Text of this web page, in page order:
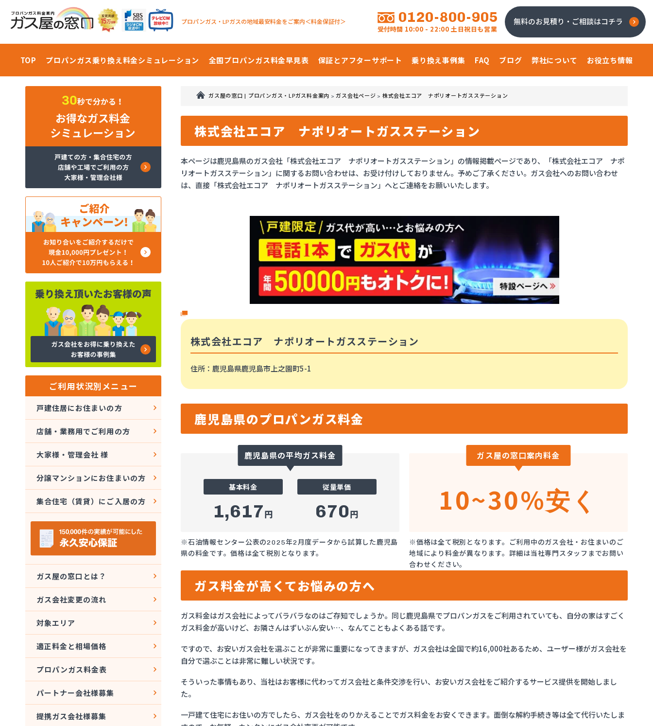
プロパンガス・LPガスの地域最安料金をご案内＜料金保証付＞ 0120-800-905
受付時間 10:00 - 22:00 土日祝日も営業
無料のお見積り・ご相談はコチラ
TOP プロパンガス乗り換え料金シミュレーション 全国プロパンガス料金早見表 保証とアフターサポート 乗り換え事例集 FAQ ブログ 弊社について お役立ち情報
ガス屋の窓口 | プロパンガス・LPガス料金案内 >ガス会社ページ > 株式会社エコア ナポリオートガスステーション
株式会社エコア ナポリオートガスステーション
本ページは鹿児島県のガス会社「株式会社エコア ナポリオートガスステーション」の情報掲載ページであり、「株式会社エコア ナポ
リオートガスステーション」に関するお問い合わせは、お受け付けしておりません。予めご了承ください。ガス会社へのお問い合わせ
は、直接「株式会社エコア ナポリオートガスステーション」へとご連絡をお願いいたします。
株式会社エコア ナポリオートガスステーション
住所 ：鹿児島県鹿児島市上之園町5-1
鹿児島県のプロパンガス料金
鹿児島県の平均ガス料金
基本料金
1,617円
従量単価
670円
※石油情報センター公表の2025年2月度データから試算した鹿児島
県の料金です。価格は全て税別となります。
ガス屋の窓口案内料金
10~30%安く
※価格は全て税別となります。ご利用中のガス会社・お住まいのご
地域により料金が異なります。詳細は当社専門スタッフまでお問い
合わせください。
ガス料金が高くてお悩みの方へ
ガス料金はガス会社によってバラバラなのはご存知でしょうか。同じ鹿児島県でプロパンガスをご利用されていても、自分の家はすごく
ガス料金が高いけど、お隣さんはずいぶん安い…、なんてこともよくある話です。
ですので、お安いガス会社を選ぶことが非常に重要になってきますが、ガス会社は全国で約16,000社あるため、ユーザー様がガス会社を
自分で選ぶことは非常に難しい状況です。
そういった事情もあり、当社はお客様に代わってガス会社と条件交渉を行い、お安いガス会社をご紹介するサービス提供を開始しまし
た。
一戸建て住宅にお住いの方でしたら、ガス会社をのりかえることでガス料金をお安くできます。面倒な解約手続き等は全て代行いたしま
ご利用状況別メニュー
戸建住居にお住まいの方
店舗・業務用でご利用の方
大家様・管理会社 様
分譲マンションにお住まいの方
集合住宅（賃貸）にご入居の方
ガス屋の窓口とは？
ガス会社変更の流れ
対象エリア
適正料金と相場価格
プロパンガス料金表
パートナー会社様募集
提携ガス会社様募集